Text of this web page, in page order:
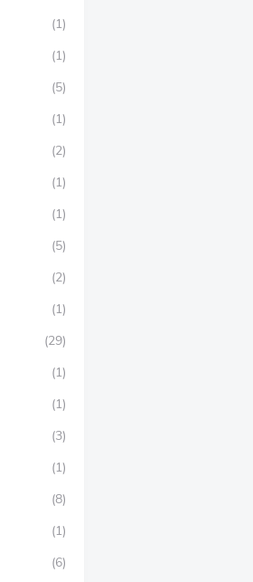
(1)
(1)
(5)
(1)
(2)
(1)
(1)
(5)
(2)
(1)
(29)
(1)
(1)
(3)
(1)
(8)
(1)
(6)